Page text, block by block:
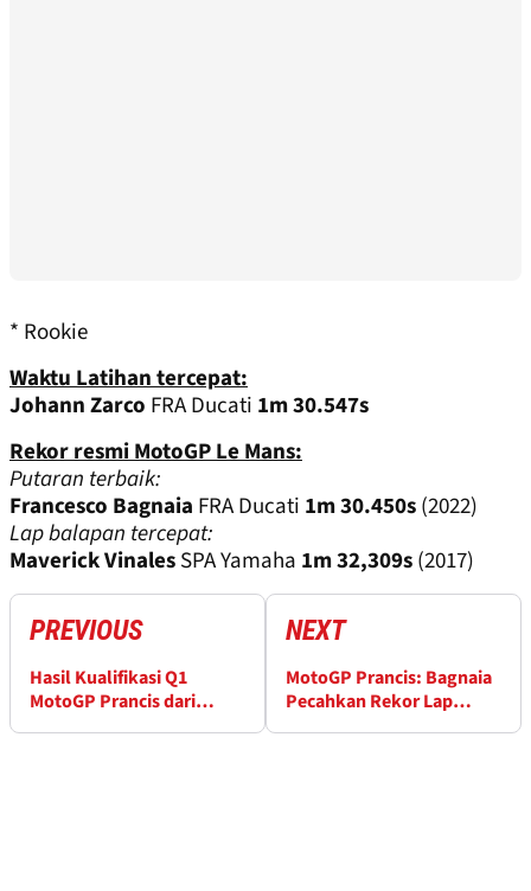
* Rookie
Waktu Latihan tercepat:
Johann Zarco FRA Ducati 1m 30.547s
Rekor resmi MotoGP Le Mans:
Putaran terbaik:
Francesco Bagnaia FRA Ducati 1m 30.450s(2022)
Lap balapan tercepat:
Maverick VinalesSPA Yamaha 1m 32,309s(2017)
PREVIOUS
Hasil Kualifikasi Q1
MotoGP Prancis dari
NEXT
MotoGP Prancis: Bagnaia
Pecahkan Rekor Lap